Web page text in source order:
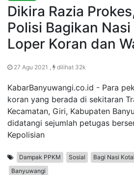
Dikira Razia
Polisi Bagikan
Loper Koran dan
27 Agu 2021 , dilihat 32k
KabarBanyuwangi.co.id - Para
koran yang berada di sekitaran
Kecamatan, Giri, Kabupaten
didatangi sejumlah petugas
Kepolisian
Dampak PPKM Sosial Bagi Nasi
Banyuwangi